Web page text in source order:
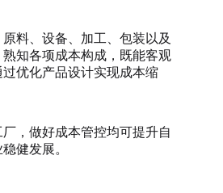
料、设备、加工、包装以及
知各项成本构成，既能客观
优化产品设计实现成本缩
，做好成本管控均可提升自
健发展。